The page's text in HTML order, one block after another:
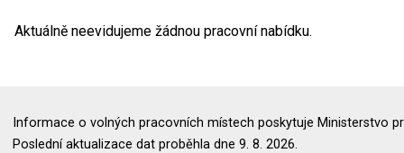
Aktuálně neevidujeme žádnou pracovní nabídku.
Informace o volných pracovních místech poskytuje Ministerstvo
Poslední aktualizace dat proběhla dne 9. 8. 2026.